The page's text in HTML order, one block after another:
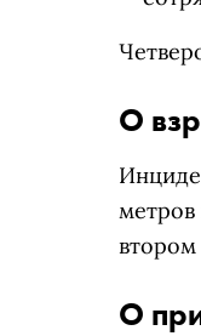
О
втором
О